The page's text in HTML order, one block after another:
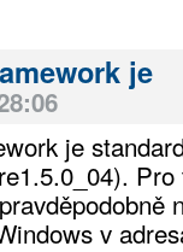
je
je
v